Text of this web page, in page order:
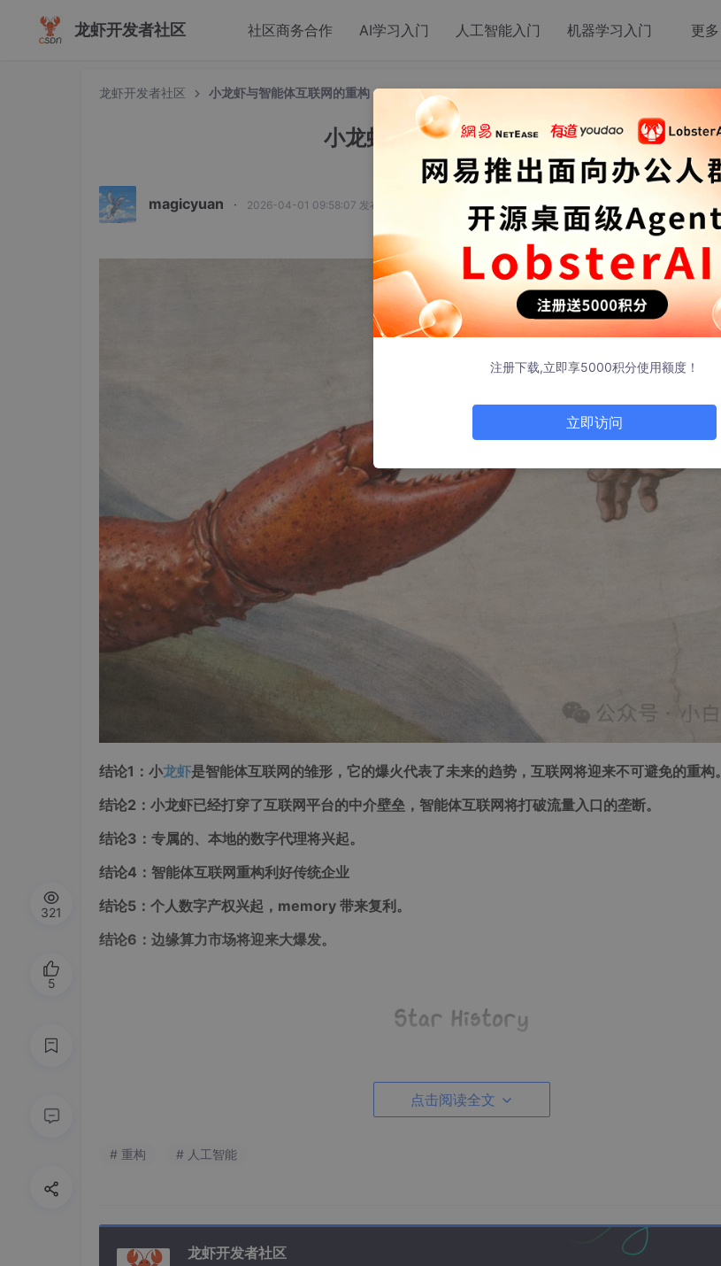
龙虾开发者社区 社区商务合作 AI学习入门 人工智能入门 机器学习入门 更多
龙虾开发者社区 小龙虾与智能体互联网的重构
小龙虾与智能体互联网的重构
magicyuan · 2026-04-01 09:58:07 发布
结论1：小龙虾是智能体互联网的雏形，它的爆火代表了未来的趋势，互联网将迎来不可避免的重构。
结论2：小龙虾已经打穿了互联网平台的中介壁垒，智能体互联网将打破流量入口的垄断。
结论3：专属的、本地的数字代理将兴起。
结论4：智能体互联网重构利好传统企业
结论5：个人数字产权兴起，memory 带来复利。
结论6：边缘算力市场将迎来大爆发。
点击阅读全文
# 重构 # 人工智能
龙虾开发者社区
321
5
注册下载,立即享5000积分使用额度！
立即访问